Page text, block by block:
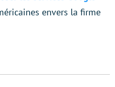
envers la firme